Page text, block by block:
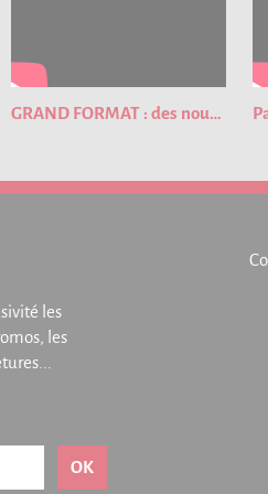
GRAND FORMAT : des nouveautés pour cette nouvelle édition du Passeport Gourmand !
les
les
OK